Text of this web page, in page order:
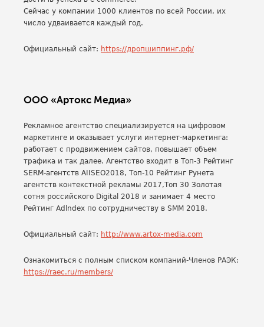
Сейчас у компании 1000 клиентов по всей России, их
число удваивается каждый год.
Официальный сайт: https://дропшиппинг.рф/
ООО «Артокс Медиа»
Рекламное агентство специализируется на цифровом
маркетинге и оказывает услуги интернет-маркетинга:
работает с продвижением сайтов, повышает объем
трафика и так далее. Агентство входит в Топ-3 Рейтинг
SERM-агентств AIISEO2018, Топ-10 Рейтинг Рунета
агентств контекстной рекламы 2017,Топ 30 Золотая
сотня российского Digital 2018 и занимает 4 место
Рейтинг Adlndex по сотрудничеству в SMM 2018.
Официальный сайт: http://www.artox-media.com
Ознакомиться с полным списком компаний-Членов РАЭК:
https://raec.ru/members/